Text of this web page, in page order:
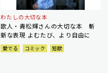
わたしの大切な本
歌人・青松輝さんの大切な本 斬
新な表現 よむたび、より自由に
愛でる コミック 短歌